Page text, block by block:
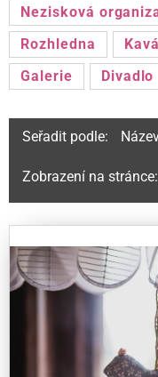
Nezisková
Rozhledna
Galerie
Divadlo
Seřadit podle:
Zobrazení na stránce: